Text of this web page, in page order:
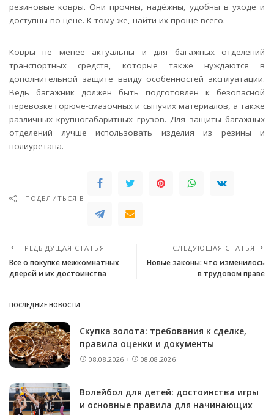
резиновые ковры. Они прочны, надёжны, удобны в уходе и
доступны по цене. К тому же, найти их проще всего.
Ковры не менее актуальны и для багажных отделений
транспортных средств, которые также нуждаются в
дополнительной защите ввиду особенностей эксплуатации.
Ведь багажник должен быть подготовлен к безопасной
перевозке горюче-смазочных и сыпучих материалов, а также
различных крупногабаритных грузов. Для защиты багажных
отделений лучше использовать изделия из резины и
полиуретана.
ПОДЕЛИТЬСЯ В
ПРЕДЫДУЩАЯ СТАТЬЯ
Все о покупке межкомнатных
дверей и их достоинства
СЛЕДУЮЩАЯ СТАТЬЯ
Новые законы: что изменилось
в трудовом праве
ПОСЛЕДНИЕ НОВОСТИ
Скупка золота: требования к сделке,
правила оценки и документы
08.08.2026 08.08.2026
Волейбол для детей: достоинства игры
и основные правила для начинающих